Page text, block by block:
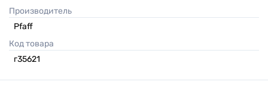
Производитель
Pfaff
Код товара
г35621